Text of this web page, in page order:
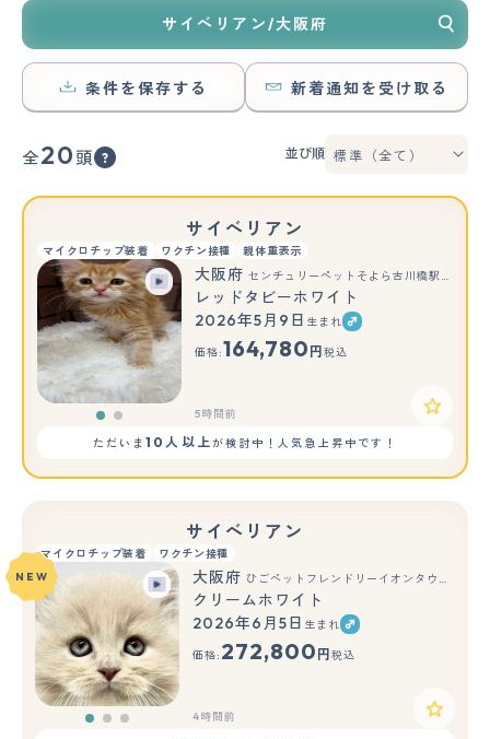
サイベリアン/大阪府
条件を保存する 新着通知を受け取る
全20 頭 並び順
サイベリアン
マイクロチップ装着 ワクチン接種 親体重表示
もっと見る
大阪府 センチュリーペットそよら古川橋駅前店
レッドタビーホワイト
2026年5月9日 生まれ
価格:164,780 円 税込
5時間前
ただいま10人以上が検討中！人気急上昇中です！
サイベリアン
マイクロチップ装着 ワクチン接種
もっと見る
NEW 大阪府 ひごペットフレンドリーイオンタウン豊中庄内店
クリームホワイト
2026年6月5日 生まれ
価格: 272,800 円 税込
4時間前